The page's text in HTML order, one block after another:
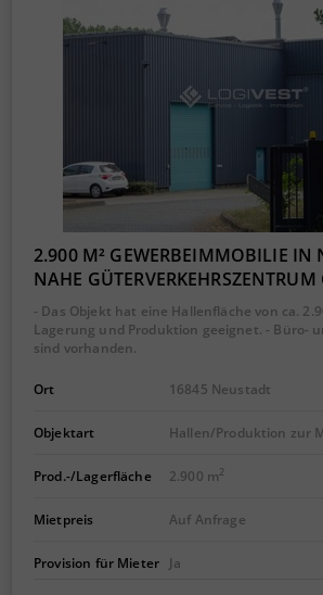
2.900 M² GEWERBEIMMOBILIE IN
NAHE
- Das Objekt hat eine Hallenfläche von ca.
Lagerung und Produktion geeignet. - Büro-
sind vorhanden.
Ort 16845 Neustadt
Objektart Hallen/Produktion zur
Prod.-/Lagerfläche 2.900 m2
Mietpreis Auf Anfrage
Provision für Mieter Ja